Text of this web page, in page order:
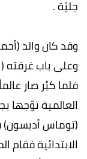
جليّة .
وقد كان والد
وعلى باب غرفته
فلما كبُر صار
(توماس أديسون)
الابتدائية فقام